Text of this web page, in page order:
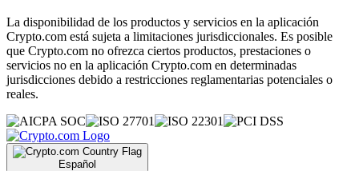
La disponibilidad de los productos y servicios en la aplicación
Crypto.com está sujeta a limitaciones jurisdiccionales. Es posible
que Crypto.com no ofrezca ciertos productos, prestaciones o
servicios no en la aplicación Crypto.com en determinadas
jurisdicciones debido a restricciones reglamentarias potenciales o
reales.
Español